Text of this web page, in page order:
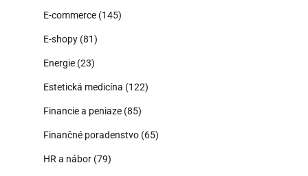
E-commerce (145)
E-shopy (81)
Energie (23)
Estetická medicína (122)
Financie a peniaze (85)
Finančné poradenstvo (65)
HR a nábor (79)